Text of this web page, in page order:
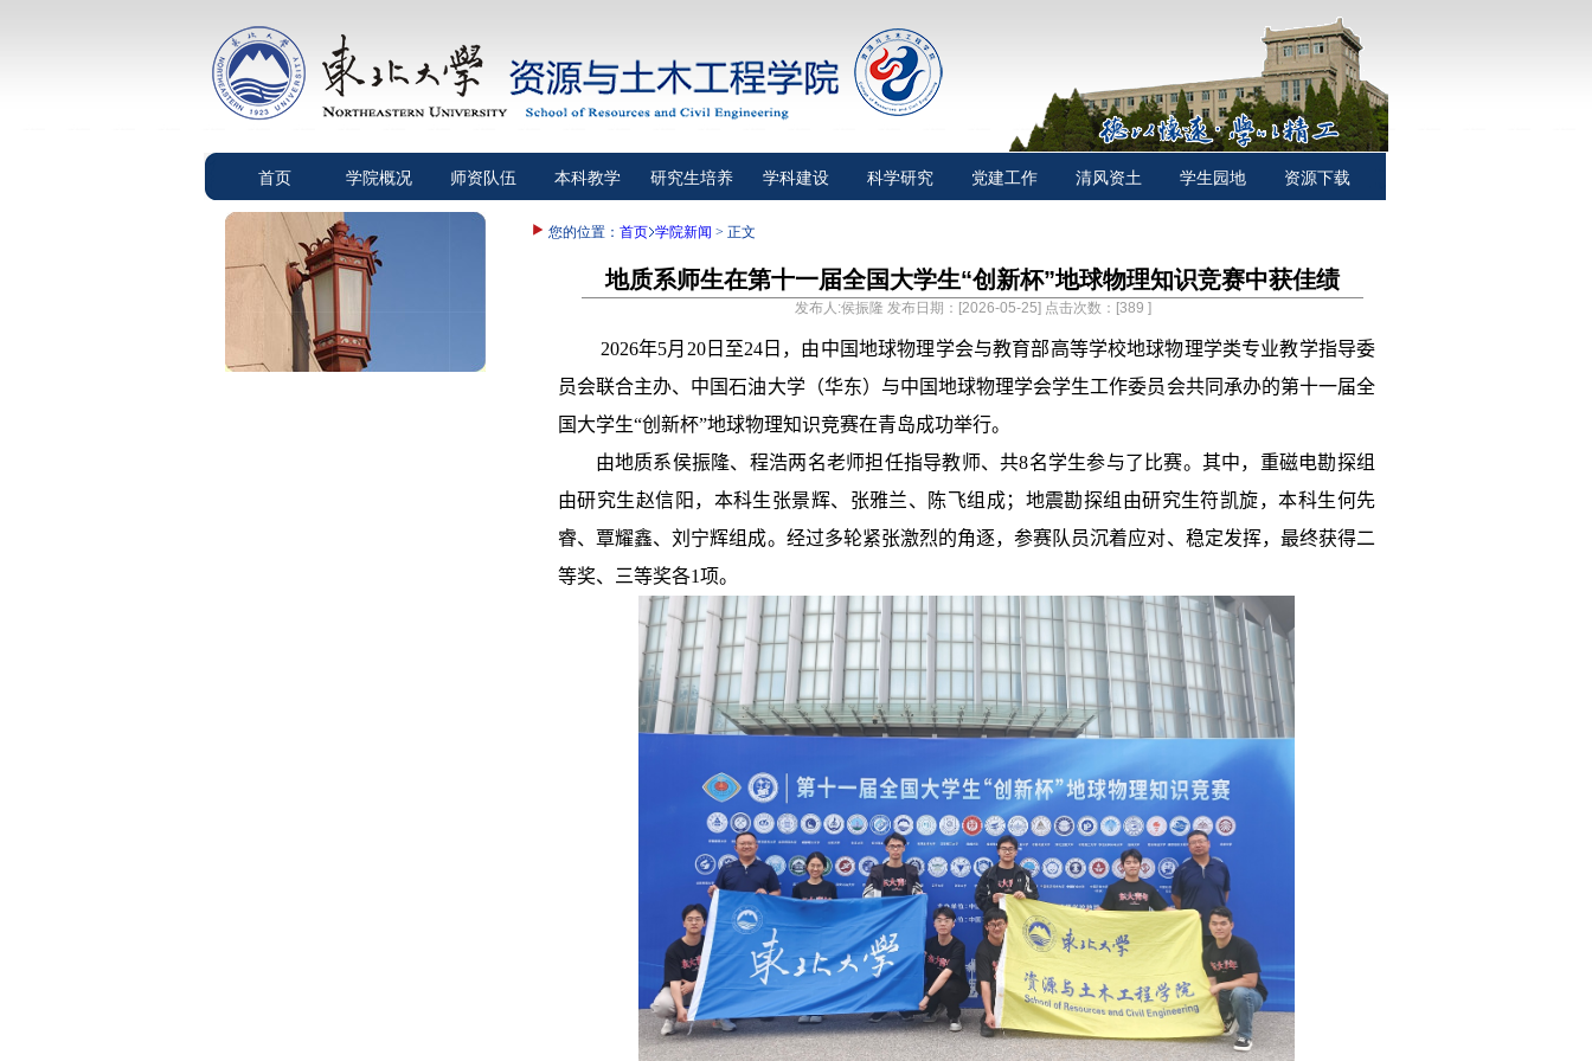
首页 学院概况 师资队伍 本科教学 研究生培养 学科建设 科学研究 党建工作 清风资土 学生园地 资源下载
您的位置： 首页 学院新闻 > 正文
地质系师生在第十一届全国大学生“创新杯”地球物理知识竞赛中获佳绩
发布人:侯振隆 发布日期：[2026-05-25] 点击次数：[389 ]
2026年5月 20日至24日，由中国地球物理学会与教育部高等学校地球物理学类专业教学指导委
员会联合主办、中国石油大学（华东）与中国地球物理学会学生工作委员会共同承办的第十一届全
国大学生“创新杯”地球物理知识竞赛在青岛成功举行。
由地质系侯振隆、程浩两名老师担任指导教师、共8名学生参与了比赛。其中，重磁电勘探组
由研究生赵信阳，本科生张景辉、张雅兰、陈飞组成；地震勘探组由研究生符凯旋，本科生何先
睿、覃耀鑫、刘宁辉组成。经过多轮紧张激烈的角逐，参赛队员沉着应对、稳定发挥，最终获得二
等奖、三等奖各1项。